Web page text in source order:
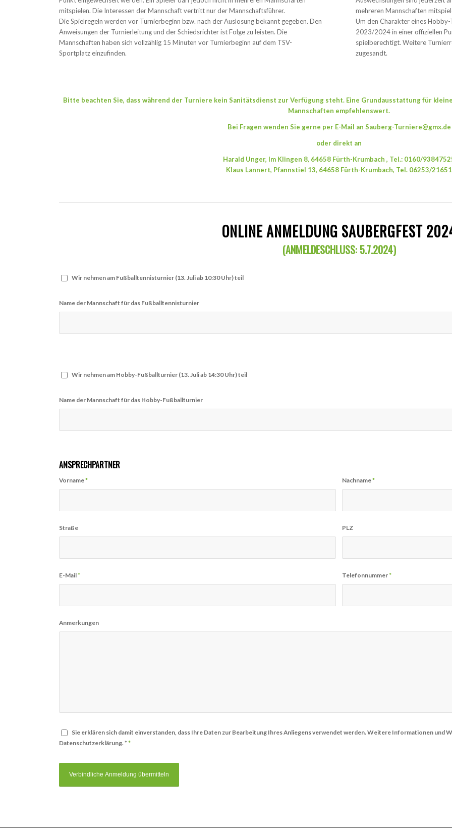
mitspielen. Die Interessen der Mannschaft vertritt nur der Mannschaftsführer.
Die Spielregeln werden vor Turnierbeginn bzw. nach der Auslosung bekannt gegeben. Den
Anweisungen der Turnierleitung und der Schiedsrichter ist Folge zu leisten. Die
Mannschaften haben sich vollzählig 15 Minuten vor Turnierbeginn auf dem TSV-
Sportplatz einzufinden.
mehreren Mannschaften
Um den Charakter eines
2023/2024 in einer offiziellen
spielberechtigt. Weitere
zugesandt.
Bitte beachten Sie, dass während der Turniere kein Sanitätsdienst zur Verfügung steht. Eine Grundausstattung für
Mannschaften empfehlenswert.
Bei Fragen wenden Sie gerne per E-Mail an Sauberg-Turniere@gmx.de
oder direkt an
Harald Unger, Im Klingen 8, 64658 Fürth-Krumbach , Tel.: 0160/
Klaus Lannert, Pfannstiel 13, 64658 Fürth-Krumbach, Tel. 06253/21651
ONLINE ANMELDUNG SAUBERGFEST
(ANMELDESCHLUSS: 5.7.2024)
Wir nehmen am Fußballtennisturnier (13. Juli ab 10:30 Uhr) teil
Name der Mannschaft für das Fußballtennisturnier
Wir nehmen am Hobby-Fußballturnier (13. Juli ab 14:30 Uhr) teil
Name der Mannschaft für das Hobby-Fußballturnier
ANSPRECHPARTNER
Vorname* Nachname*
Straße PLZ
E-Mail* Telefonnummer*
Anmerkungen
Sie erklären sich damit einverstanden, dass Ihre Daten zur Bearbeitung Ihres Anliegens verwendet werden. Weitere Informationen und
Datenschutzerklärung. **